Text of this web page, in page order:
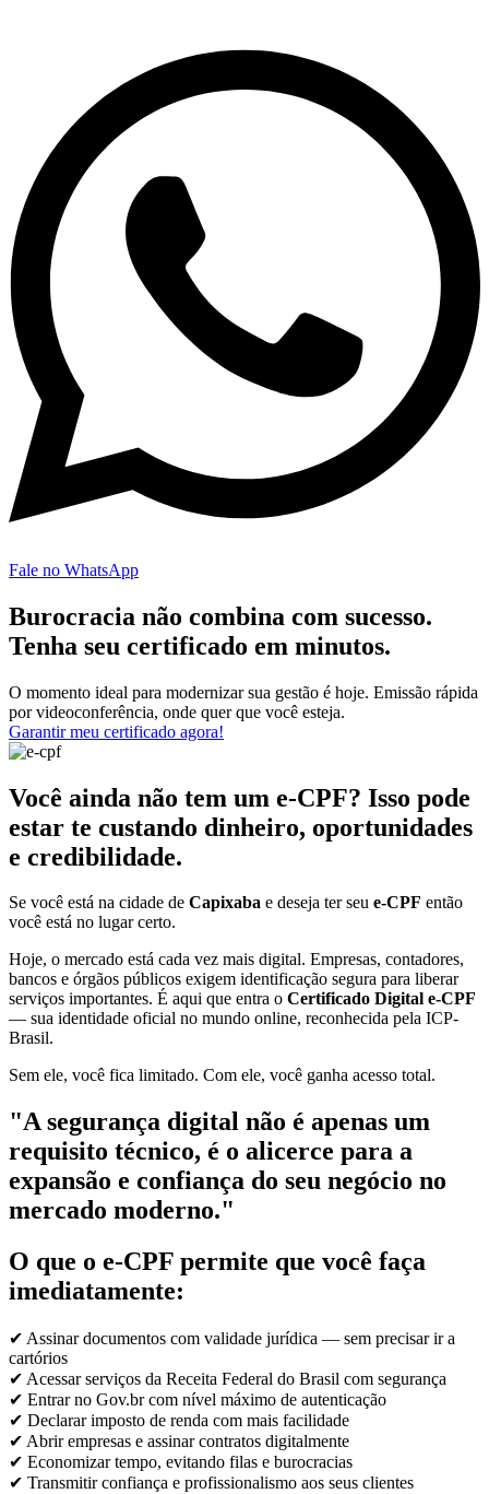
Fale no WhatsApp
Burocracia não combina com sucesso.
Tenha seu certificado em minutos.
O momento ideal para modernizar sua gestão é hoje. Emissão rápida
por videoconferência, onde quer que você esteja.
Garantir meu certificado agora!
Você ainda não tem um e-CPF? Isso pode
estar te custando dinheiro, oportunidades
e credibilidade.
Se você está na cidade de Capixaba e deseja ter seu e-CPF então
você está no lugar certo.
Hoje, o mercado está cada vez mais digital. Empresas, contadores,
bancos e órgãos públicos exigem identificação segura para liberar
serviços importantes. É aqui que entra o Certificado Digital e-CPF
— sua identidade oficial no mundo online, reconhecida pela ICP-
Brasil.
Sem ele, você fica limitado. Com ele, você ganha acesso total.
"A segurança digital não é apenas um
requisito técnico, é o alicerce para a
expansão e confiança do seu negócio no
mercado moderno."
O que o e-CPF permite que você faça
imediatamente:
✔ Assinar documentos com validade jurídica — sem precisar ir a
cartórios
✔ Acessar serviços da Receita Federal do Brasil com segurança
✔ Entrar no Gov.br com nível máximo de autenticação
✔ Declarar imposto de renda com mais facilidade
✔ Abrir empresas e assinar contratos digitalmente
✔ Economizar tempo, evitando filas e burocracias
✔ Transmitir confiança e profissionalismo aos seus clientes